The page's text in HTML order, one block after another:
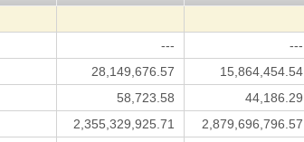
--- ---
28,149,676.57 15,864,454.54
58,723.58 44,186.29
2,355,329,925.71 2,879,696,796.57